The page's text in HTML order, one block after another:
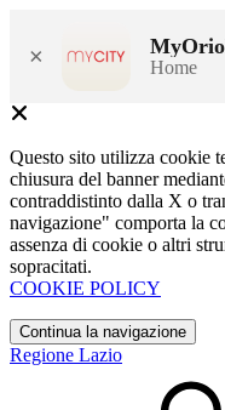
× Home
Questo sito utilizza cookie
chiusura del banner
contraddistinto dalla X o
navigazione" comporta la
assenza di cookie o altri
sopracitati.
COOKIE POLICY
Continua la navigazione
Regione Lazio